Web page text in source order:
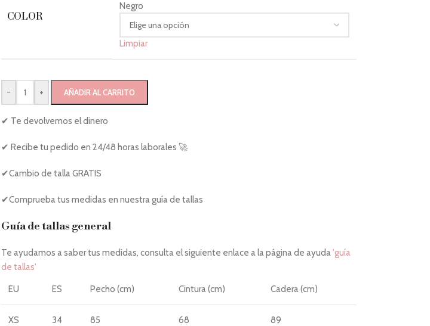
COLOR
Negro
Limpiar
- + AÑADIR AL CARRITO
✔ Te devolvemos el dinero
✔ Recibe tu pedido en 24/48 horas laborales 🚀
✔Cambio de talla GRATIS
✔Comprueba tus medidas en nuestra guía de tallas
Guía de tallas general
Te ayudamos a saber tus medidas, consulta el siguiente enlace a la página de ayuda'guía
de tallas'
EU ES Pecho (cm) Cintura (cm) Cadera (cm)
XS 34 85 68 89